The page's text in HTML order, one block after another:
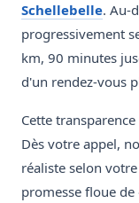
Schellebelle. Au-
progressivement
km, 90 minutes
d'un rendez-vous
Cette
Dès votre appel,
réaliste selon
promesse floue